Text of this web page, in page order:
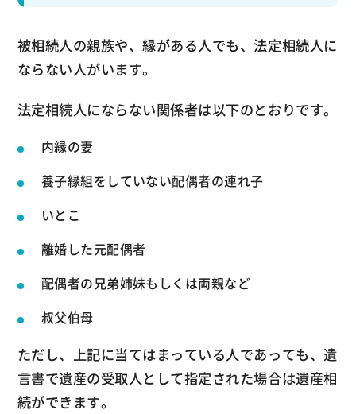
被相続人の親族や、縁がある人でも、法定相続人に
ならない人がいます。
法定相続人にならない関係者は以下のとおりです。
内縁の妻
養子縁組をしていない配偶者の連れ子
いとこ
離婚した元配偶者
配偶者の兄弟姉妹もしくは両親など
叔父伯母
ただし、上記に当てはまっている人であっても、遺
言書で遺産の受取人として指定された場合は遺産相
続ができます。